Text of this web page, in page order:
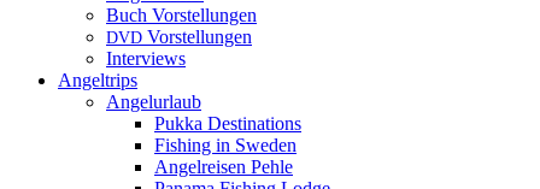
Buch Vorstellungen
DVD Vorstellungen
Interviews
Angeltrips
Angelurlaub
Pukka Destinations
Fishing in Sweden
Angelreisen Pehle